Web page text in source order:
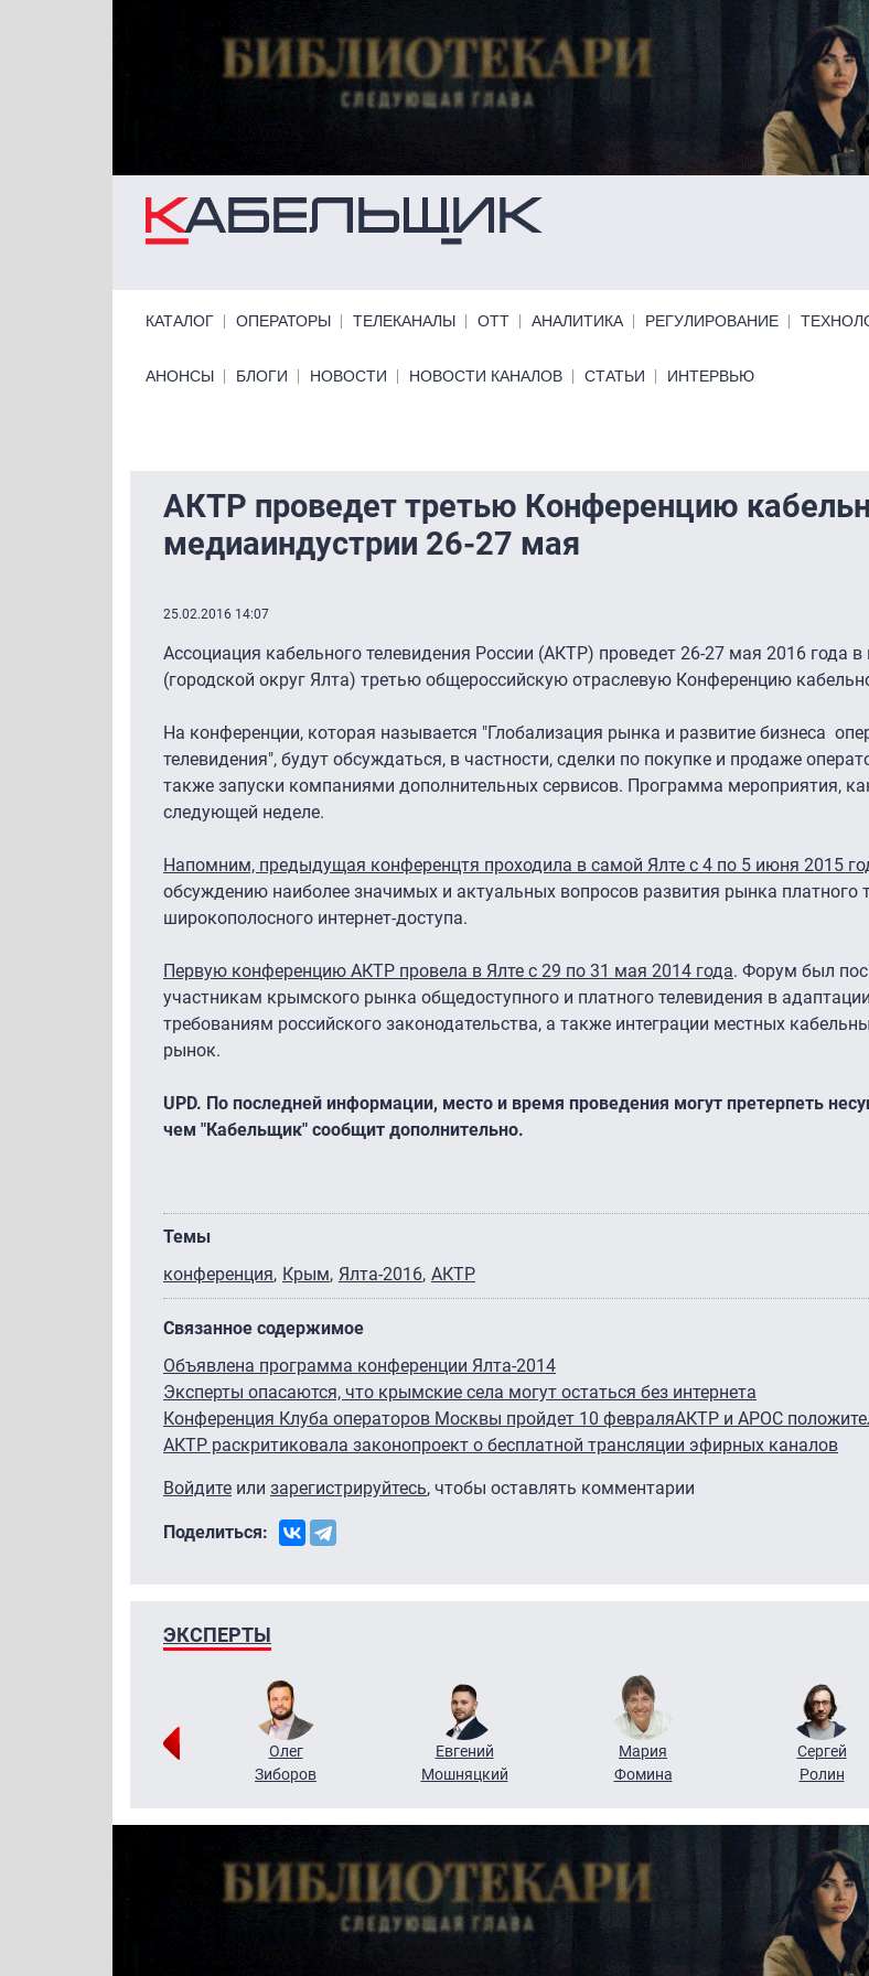
КАТАЛОГ ОПЕРАТОРЫ ТЕЛЕКАНАЛЫ ОТТ АНАЛИТИКА РЕГУЛИРОВАНИЕ
Primary links bottom
АНОНСЫ БЛОГИ НОВОСТИ НОВОСТИ КАНАЛОВ СТАТЬИ ИНТЕРВЬЮ
АКТР проведет третью Конференцию
медиаиндустрии 26-27 мая
25.02.2016 14:07
Ассоциация кабельного телевидения России (АКТР) проведет 26-27 мая 2016 года
(городской округ Ялта) третью общероссийскую отраслевую Конференцию
На конференции, которая называется "Глобализация рынка и развитие бизнеса
телевидения", будут обсуждаться, в частности, сделки по покупке и продаже
также запуски компаниями дополнительных сервисов. Программа мероприятия,
следующей неделе.
Напомним, предыдущая конференцтя проходила в самой Ялте с 4 по 5 июня 2015
обсуждению наиболее значимых и актуальных вопросов развития рынка платного
широкополосного интернет-доступа.
Первую конференцию АКТР провела в Ялте с 29 по 31 мая 2014 года. Форум был
участникам крымского рынка общедоступного и платного телевидения в
требованиям российского законодательства, а также интеграции местных
рынок.
UPD. По последней информации, место и время проведения могут претерпеть
чем "Кабельщик" сообщит дополнительно.
Темы
конференция Крым Ялта-2016 АКТР
Связанное содержимое
Объявлена программа конференции Ялта-2014
Эксперты опасаются, что крымские села могут остаться без интернета
Конференция Клуба операторов Москвы пройдет 10 февраляАКТР и АРОС
АКТР раскритиковала законопроект о бесплатной трансляции эфирных каналов
Войдите или зарегистрируйтесь, чтобы оставлять комментарии
Поделиться:
ЭКСПЕРТЫ
Олег
Зиборов
Евгений
Мошняцкий
Мария
Фомина
Сергей
Ролин